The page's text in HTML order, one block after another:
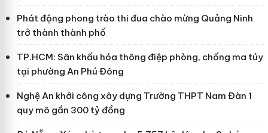
Phát động phong trào thi đua chào mừng Quảng Ninh
trở thành thành phố
TP.HCM: Sân khấu hóa thông điệp phòng, chống ma túy
tại phường An Phú Đông
Nghệ An khởi công xây dựng Trường THPT Nam Đàn 1
quy mô gần 300 tỷ đồng